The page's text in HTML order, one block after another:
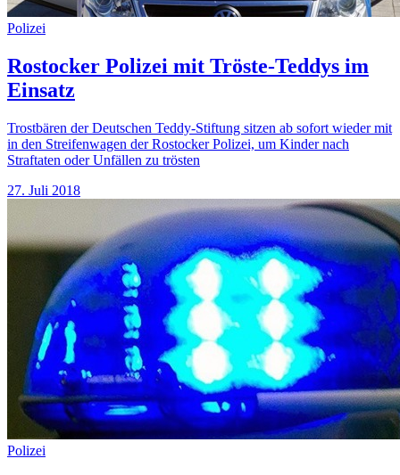
Polizei
Rostocker Polizei mit Tröste-Teddys im
Einsatz
Trostbären der Deutschen Teddy-Stiftung sitzen ab sofort wieder mit
in den Streifenwagen der Rostocker Polizei, um Kinder nach
Straftaten oder Unfällen zu trösten
27. Juli 2018
Polizei